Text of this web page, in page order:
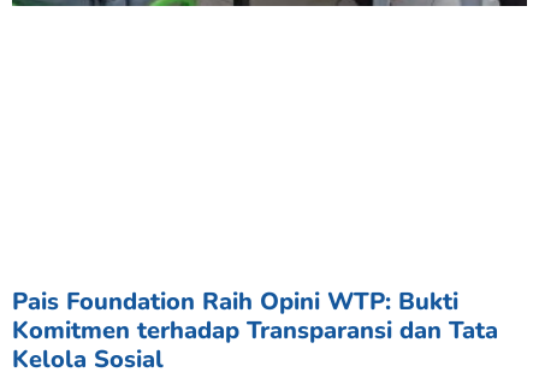
Pais Foundation Raih Opini WTP: Bukti
Komitmen terhadap Transparansi dan Tata
Kelola Sosial